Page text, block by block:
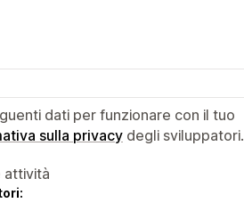
dati per funzionare con il tuo
sulla privacy degli sviluppatori.
attività